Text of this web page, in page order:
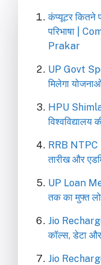
कंप्यूटर कितने
परिभाषा |
Prakar
UP Govt
मिलेगा
HPU
विश्वविद्यालय
RRB NTPC
तारीख और
UP Loan
तक का मुफ्त
Jio
कॉल्स, डेटा
Jio